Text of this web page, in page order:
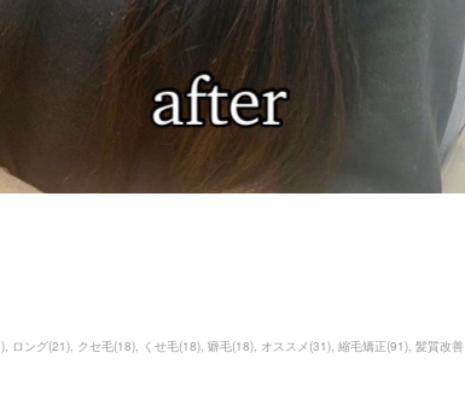
) ロング(21) クセ毛(18) くせ毛(18) 癖毛(18) オススメ (31) 縮毛矯正(91) 髪質改善